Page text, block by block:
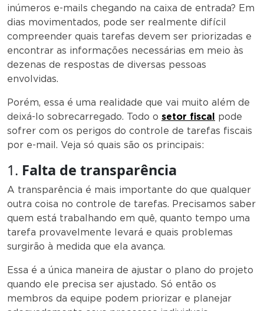
inúmeros e-mails chegando na caixa de entrada? Em
dias movimentados, pode ser realmente difícil
compreender quais tarefas devem ser priorizadas e
encontrar as informações necessárias em meio às
dezenas de respostas de diversas pessoas
envolvidas.
Porém, essa é uma realidade que vai muito além de
deixá-lo sobrecarregado. Todo o setor fiscal pode
sofrer com os perigos do controle de tarefas fiscais
por e-mail. Veja só quais são os principais:
1. Falta de transparência
A transparência é mais importante do que qualquer
outra coisa no controle de tarefas. Precisamos saber
quem está trabalhando em quê, quanto tempo uma
tarefa provavelmente levará e quais problemas
surgirão à medida que ela avança.
Essa é a única maneira de ajustar o plano do projeto
quando ele precisa ser ajustado. Só então os
membros da equipe podem priorizar e planejar